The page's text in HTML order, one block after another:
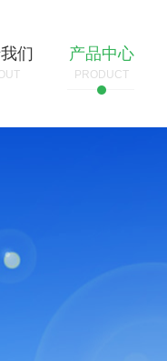
们 产品中心
PRODUCT